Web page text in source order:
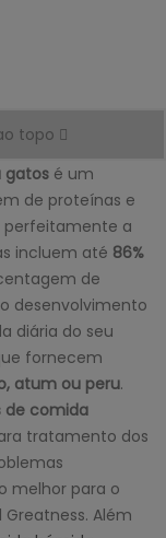
topo
gatos é um
de proteínas e
perfeitamente a
incluem até 86%
de
desenvolvimento
diária do seu
fornecem
atum ou peru.
de comida
tratamento dos
melhor para o
Além